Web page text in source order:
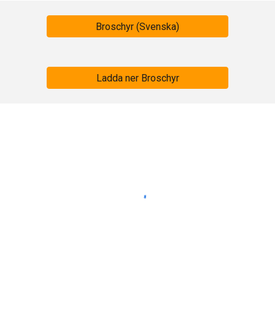
Broschyr (Svenska)
Ladda ner Broschyr